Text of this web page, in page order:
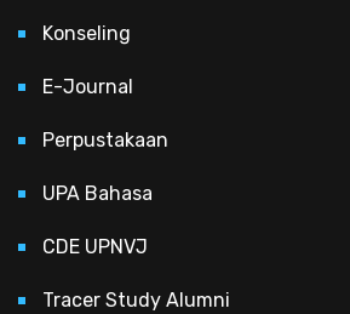
Konseling
E-Journal
Perpustakaan
UPA Bahasa
CDE UPNVJ
Tracer Study Alumni